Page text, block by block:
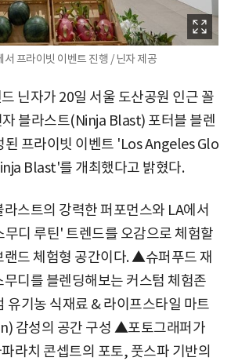
프라이빗 이벤트 진행 / 닌자 제공
닌자가 20일 서울 도산공원 인근 꼴
블라스트(Ninja Blast) 포터블 블렌
된 프라이빗 이벤트 'Los Angeles Glo
Blast'를 개최했다고 밝혔다.
스트의 강력한 퍼포먼스와 LA에서
디 루틴' 트렌드를 오감으로 체험할
랜드 체험형 공간이다. ▲슈퍼푸드 재
디를 블렌딩해보는 커스텀 체험존
기농 식재료 & 라이프스타일 마트
감성의 공간 구성 ▲포토그래퍼가
라치 콘셉트의 포토, 풋스파 기반의